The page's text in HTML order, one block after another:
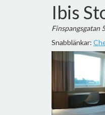
Ibis
Finspangsgatan
Snabblänkar: